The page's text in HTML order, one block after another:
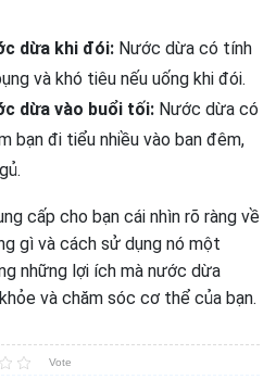
dừa khi đói: Nước dừa có tính
và khó tiêu nếu uống khi đói.
dừa vào buổi tối: Nước dừa có
bạn đi tiểu nhiều vào ban đêm,
cấp cho bạn cái nhìn rõ ràng về
gì và cách sử dụng nó một
những lợi ích mà nước dừa
và chăm sóc cơ thể của bạn.
Vote